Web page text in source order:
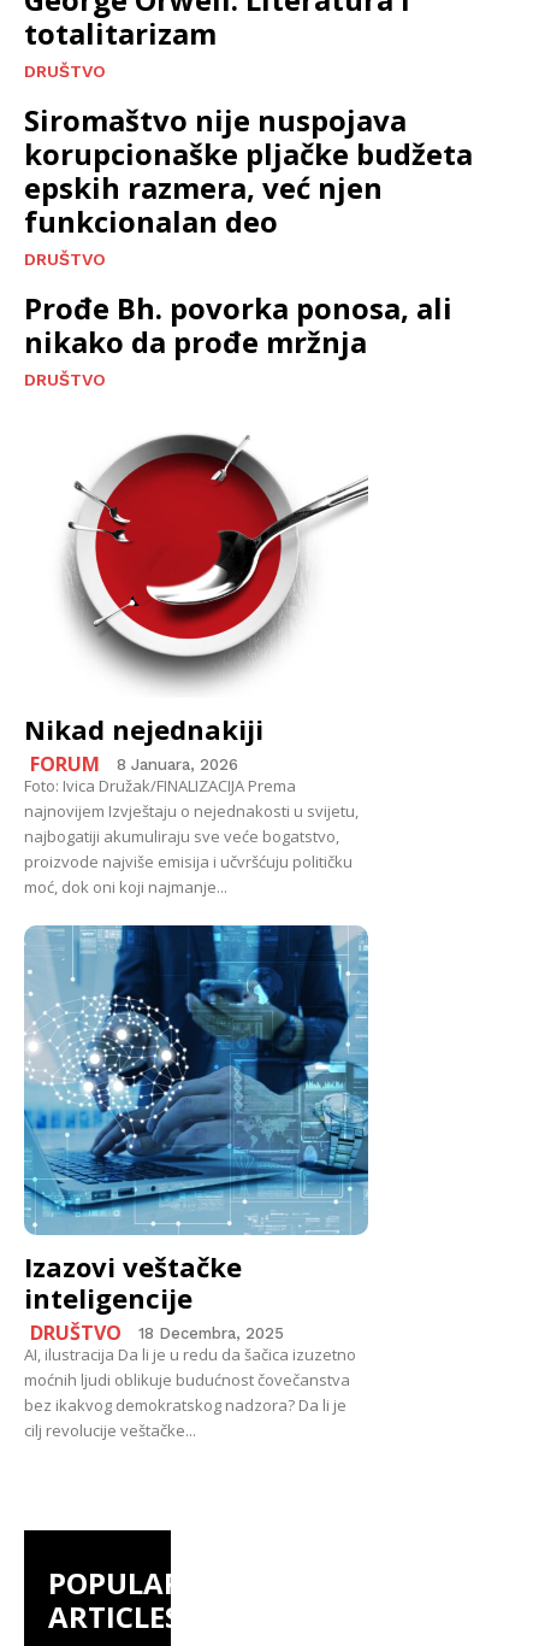
totalitarizam
DRUŠTVO
Siromaštvo nije nuspojava
korupcionaške pljačke budžeta
epskih razmera, već njen
funkcionalan deo
DRUŠTVO
Prođe Bh. povorka ponosa, ali
nikako da prođe mržnja
DRUŠTVO
Nikad nejednakiji
FORUM 8 Januara, 2026
Foto: Ivica Družak/FINALIZACIJA Prema
najnovijem Izvještaju o nejednakosti u svijetu,
najbogatiji akumuliraju sve veće bogatstvo,
proizvode najviše emisija i učvršćuju političku
moć, dok oni koji najmanje...
Izazovi veštačke
inteligencije
DRUŠTVO 18 Decembra, 2025
AI, ilustracija Da li je u redu da šačica izuzetno
moćnih ljudi oblikuje budućnost čovečanstva
bez ikakvog demokratskog nadzora? Da li je
cilj revolucije veštačke...
POPULAR
ARTICLES